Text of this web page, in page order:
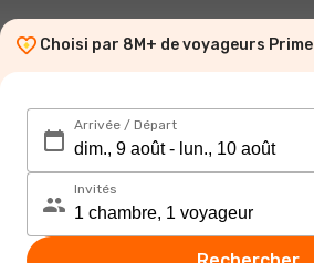
Choisi par 8M+ de voyageurs Prime
Arrivée / Départ
Invités